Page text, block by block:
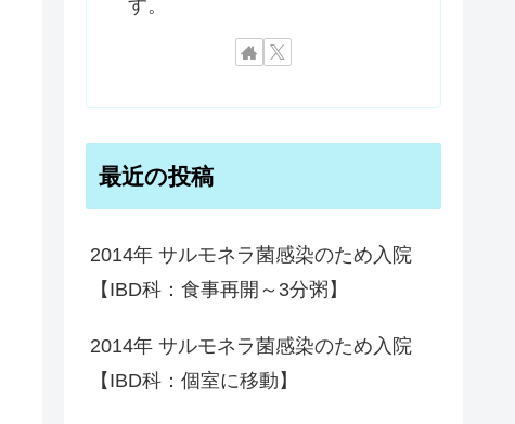
す。
最近の投稿
2014年 サルモネラ菌感染のため入院
【IBD科：食事再開～3分粥】
2014年 サルモネラ菌感染のため入院
【IBD科：個室に移動】